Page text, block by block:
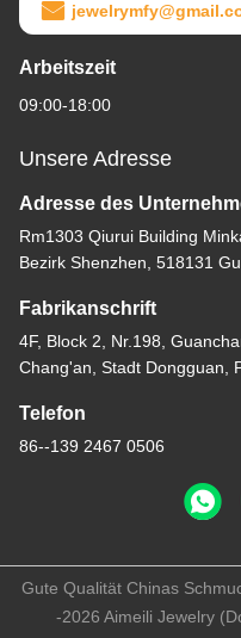
Arbeitszeit
09:00-18:00
Unsere Adresse
Adresse des
Rm1303 Qiurui Building
Bezirk Shenzhen, 518131
Fabrikanschrift
4F, Block 2, Nr.198,
Chang'an, Stadt Dongguan,
Telefon
86--139 2467 0506
Gute Qualität Chinas
-2026 Aimeili Jewelry